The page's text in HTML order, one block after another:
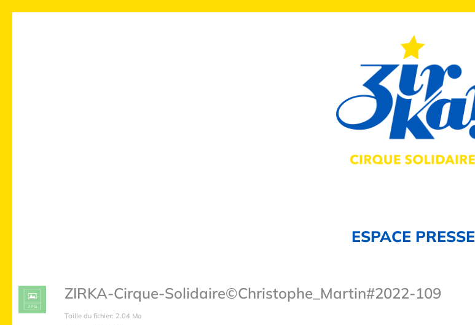
ESPACE PRESSE
ZIRKA-Cirque-Solidaire©Christophe_Martin#2022-109
Taille du fichier: 2.04 Mo